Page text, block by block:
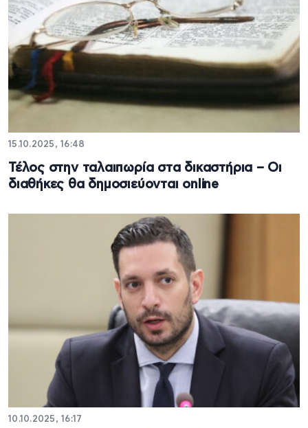
15.10.2025, 16:48
Τέλος στην ταλαιπωρία στα δικαστήρια – Οι
διαθήκες θα δημοσιεύονται online
10.10.2025, 16:17